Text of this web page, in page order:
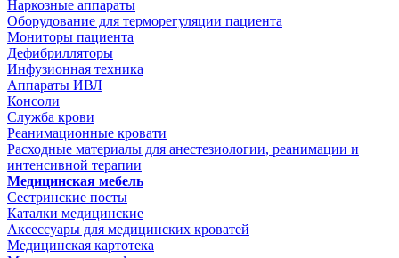
Наркозные аппараты
Оборудование для терморегуляции пациента
Мониторы пациента
Дефибрилляторы
Инфузионная техника
Аппараты ИВЛ
Консоли
Служба крови
Реанимационные кровати
Расходные материалы для анестезиологии, реанимации и
интенсивной терапии
Медицинская мебель
Сестринские посты
Каталки медицинские
Аксессуары для медицинских кроватей
Медицинская картотека